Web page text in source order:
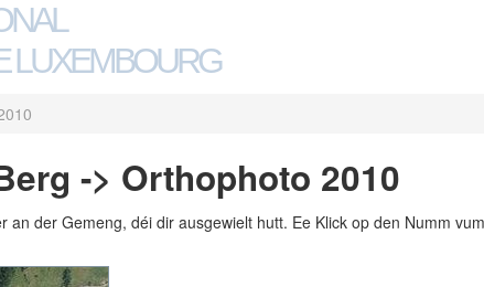
LUXEMBOURG
-> Orthophoto 2010
an der Gemeng, déi dir ausgewielt hutt. Ee Klick op den Numm